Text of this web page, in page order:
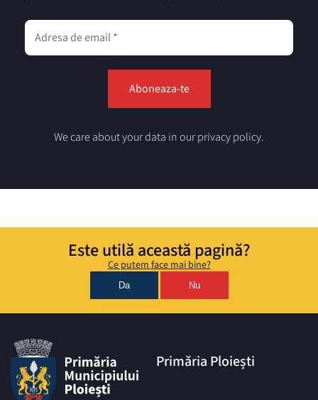
We care about your data in our privacy policy.
Este utilă această pagină?
Ce putem face mai bine?
Da Nu
Primăria Ploiești